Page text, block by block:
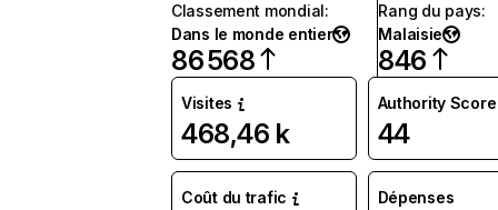
Classement mondial:
Dans le monde entier
86 568
Rang du pays:
Malaisie
846
Visites
468,46 k
Authority Score
44
Coût du trafic
Dépenses